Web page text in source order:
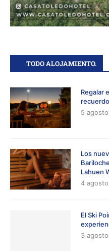
TODO ALOJAMIENTO.
Regalar
5
Los
Lahuen
4
El Ski
3